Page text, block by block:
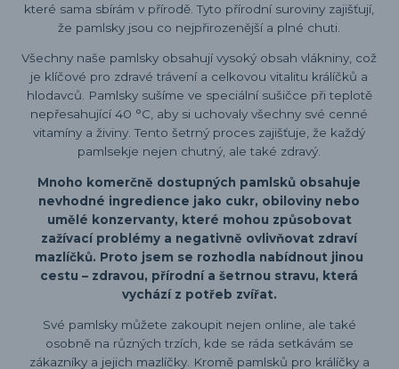
které sama sbírám v přírodě. Tyto přírodní suroviny zajišťují,
že pamlsky jsou co nejpřirozenější a plné chuti.
Všechny naše pamlsky obsahují vysoký obsah vlákniny, což
je klíčové pro zdravé trávení a celkovou vitalitu králíčků a
hlodavců. Pamlsky sušíme ve speciální sušičce při teplotě
nepřesahující 40 °C, aby si uchovaly všechny své cenné
vitamíny a živiny. Tento šetrný proces zajišťuje, že každý
pamlsekje nejen chutný, ale také zdravý.
Mnoho komerčně dostupných pamlsků obsahuje
nevhodné ingredience jako cukr, obiloviny nebo
umělé konzervanty, které mohou způsobovat
zažívací problémy a negativně ovlivňovat zdraví
mazlíčků. Proto jsem se rozhodla nabídnout jinou
cestu – zdravou, přírodní a šetrnou stravu, která
vychází z potřeb zvířat.
Své pamlsky můžete zakoupit nejen online, ale také
osobně na různých trzích, kde se ráda setkávám se
zákazníky a jejich mazlíčky. Kromě pamlsků pro králíčky a